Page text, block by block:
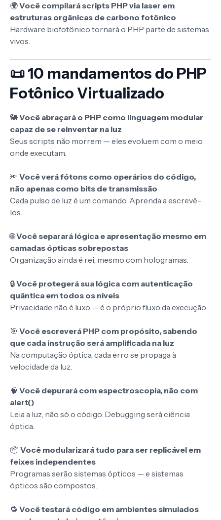
🌍Você compilará scripts PHP via laser em
estruturas orgânicas de carbono fotônico
Hardware biofotônico tornará o PHP parte de sistemas
vivos.
📜 10 mandamentos do PHP
Fotônico Virtualizado
🐘Você abraçará o PHP como linguagem modular
capaz de se reinventar na luz
Seus scripts não morrem — eles evoluem com o meio
onde executam.
🔦 Você verá fótons como operários do código,
não apenas como bits de transmissão
Cada pulso de luz é um comando. Aprenda a escrevê-
los.
🌐Você separará lógica e apresentação mesmo em
camadas ópticas sobrepostas
Organização ainda é rei, mesmo com hologramas.
🔒Você protegerá sua lógica com autenticação
quântica em todos os níveis
Privacidade não é luxo — é o próprio fluxo da execução.
🎯 Você escreverá PHP com propósito, sabendo
que cada instrução será amplificada na luz
Na computação óptica, cada erro se propaga à
velocidade da luz.
🧠 Você depurará com espectroscopia, não com
alert()
Leia a luz, não só o código. Debugging será ciência
óptica.
📦 Você modularizará tudo para ser replicável em
feixes independentes
Programas serão sistemas ópticos — e sistemas
ópticos são compostos.
🔁 Você testará código em ambientes simulados